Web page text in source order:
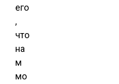
его
,
что
на
м
мо